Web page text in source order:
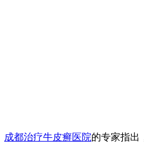
成都治疗牛皮癣医院的专家指出